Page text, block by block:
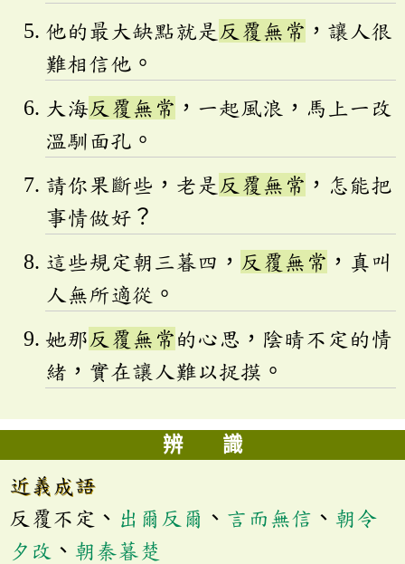
他的最大缺點就是 反覆無常 ，讓人很
難相信他。
大海反覆無常 ，一起風浪，馬上一改
溫馴面孔。
請你果斷些，老是 反覆無常 ，怎能把
事情做好？
這些規定朝三暮四， 反覆無常 ，真叫
人無所適從。
她那反覆無常的心思，陰晴不定的情
緒，實在讓人難以捉摸。
辨 識
近義成語
反覆不定、 出爾反爾 、 言而無信 、 朝令
夕改 、 朝秦暮楚